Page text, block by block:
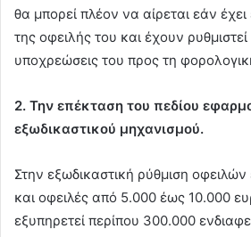
θα μπορεί πλέον να αίρεται εάν
της οφειλής του και έχουν ρυθμιστεί
υποχρεώσεις του προς τη
2. Την επέκταση του πεδίου
εξωδικαστικού μηχανισμού.
Στην εξωδικαστική ρύθμιση
και οφειλές από 5.000 έως 10.000
εξυπηρετεί περίπου 300.000